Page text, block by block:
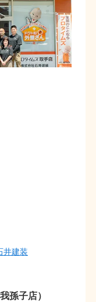
井建装
孫子店）